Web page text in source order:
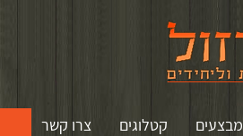
מבצעים קטלוגים צרו קשר